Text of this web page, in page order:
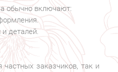
обычно включают:
и деталей.
заказчиков, так и